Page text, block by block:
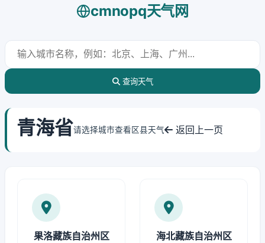
cmnopq天气网
查询天气
青海省请选择城市查看区县天气 返回上一页
果洛藏族自治州区
海北藏族自治州区